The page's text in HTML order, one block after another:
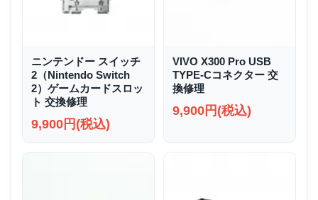
ニンテンドー スイッチ
2（Nintendo Switch
2）ゲームカードスロッ
ト 交換修理
9,900円(税込)
VIVO X300 Pro USB
TYPE-Cコネクター 交
換修理
9,900円(税込)